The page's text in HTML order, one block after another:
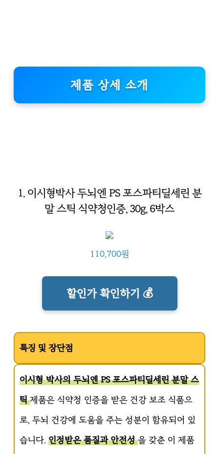
제품 상세 소개
1. 이시형박사 두뇌엔 PS 포스파티딜세린 분
말 스틱 식약청인증, 30g, 6박스
110,700원
할인가 확인하기 💰
특징 및 장단점
이시형 박사의 두뇌엔 PS 포스파티딜세린 분말 스
틱제품은 식약청 인증을 받은 건강 보조 식품으
로, 두뇌 건강에 도움을 주는 성분이 함유되어 있
습니다. 인정받은 품질과 안전성을 갖춘 이 제품